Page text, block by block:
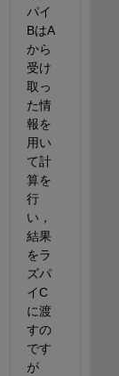
パイ
BはA
から
受け
取っ
た情
報を
用い
て計
算を
行
い，
結果
をラ
ズパ
イC
に渡
すの
です
が